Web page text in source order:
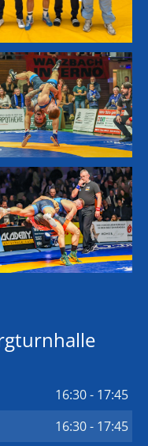
16:30 - 17:45
16:30 - 17:45